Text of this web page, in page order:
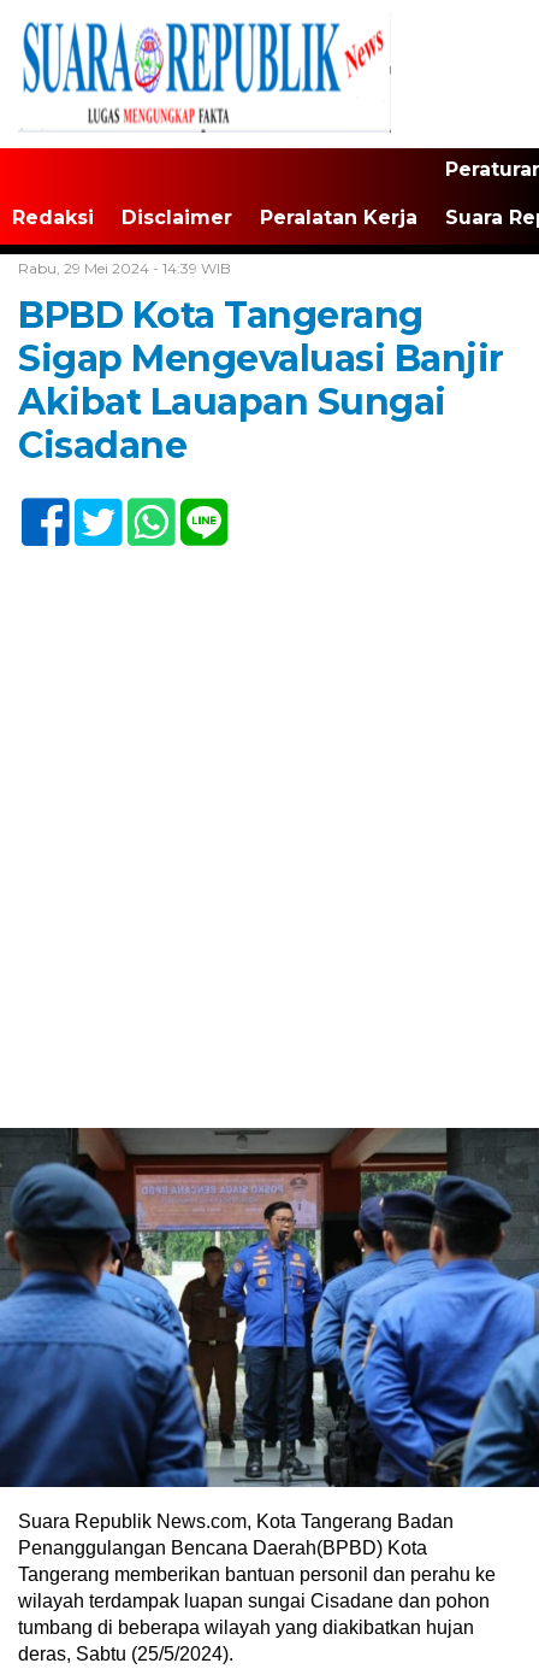
Redaksi Disclaimer Peralatan Kerja Suara
Rabu, 29 Mei 2024 - 14:39 WIB
BPBD Kota Tangerang
Sigap Mengevaluasi Banjir
Akibat Lauapan Sungai
Cisadane
Suara Republik News.com, Kota Tangerang Badan
Penanggulangan Bencana Daerah(BPBD) Kota
Tangerang memberikan bantuan personil dan perahu ke
wilayah terdampak luapan sungai Cisadane dan pohon
tumbang di beberapa wilayah yang diakibatkan hujan
deras, Sabtu (25/5/2024).